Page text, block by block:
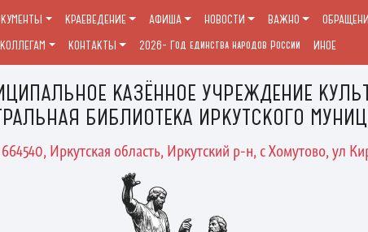
КАЗЁННОЕ УЧРЕЖДЕНИЕ
БИБЛИОТЕКА ИРКУТСКОГО
Иркутская область, Иркутский р-н, с Хомутово, ул
КРАЕВЕДЕНИЕ АФИША НОВОСТИ ВАЖНО
КОЛЛЕГАМ КОНТАКТЫ 2026- Год единства народов России ИНОЕ